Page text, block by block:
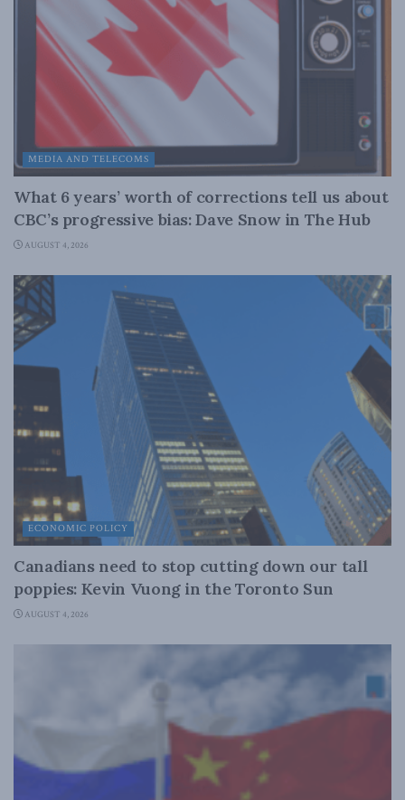
MEDIA AND TELECOMS
What 6 years’ worth of corrections tell us about
CBC’s progressive bias: Dave Snow in The Hub
AUGUST 4, 2026
ECONOMIC POLICY
Canadians need to stop cutting down our tall
poppies: Kevin Vuong in the Toronto Sun
AUGUST 4, 2026